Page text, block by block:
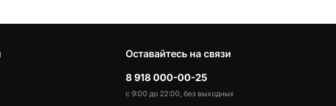
Оставайтесь на связи
8 918 000-00-25
с 9:00 до 22:00, без выходных